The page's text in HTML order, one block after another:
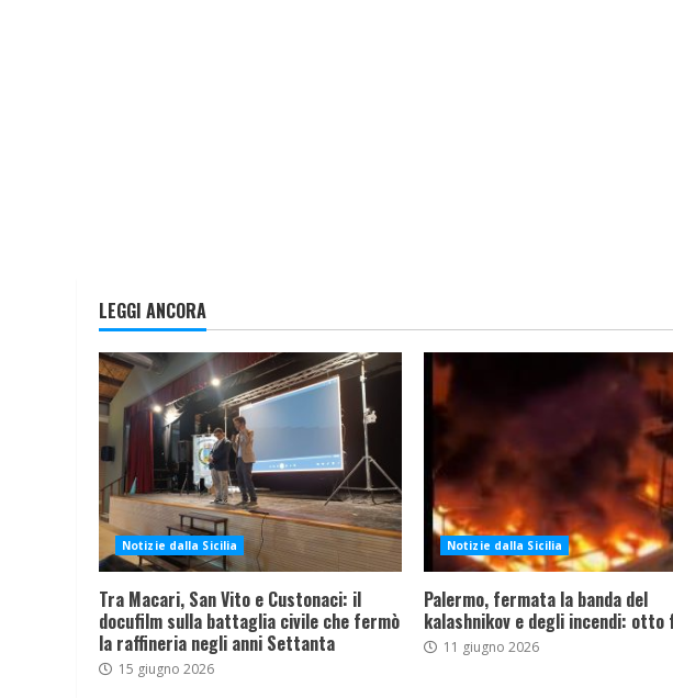
LEGGI ANCORA
Notizie dalla Sicilia
Tra Macari, San Vito e Custonaci: il
docufilm sulla battaglia civile che fermò
la raffineria negli anni Settanta
15 giugno 2026
Notizie dalla Sicilia
Palermo, fermata la banda del
kalashnikov e degli incendi: otto
11 giugno 2026